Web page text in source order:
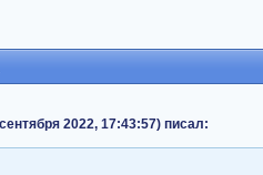
2022, 17:43:57) писал: